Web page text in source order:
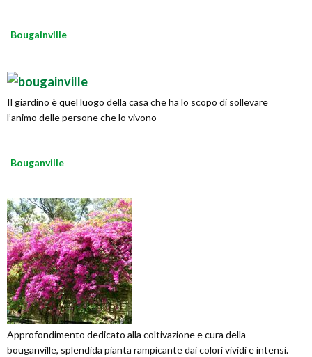
Bougainville
Il giardino è quel luogo della casa che ha lo scopo di sollevare
l’animo delle persone che lo vivono
Bouganville
Approfondimento dedicato alla coltivazione e cura della
bouganville, splendida pianta rampicante dai colori vividi e intensi.